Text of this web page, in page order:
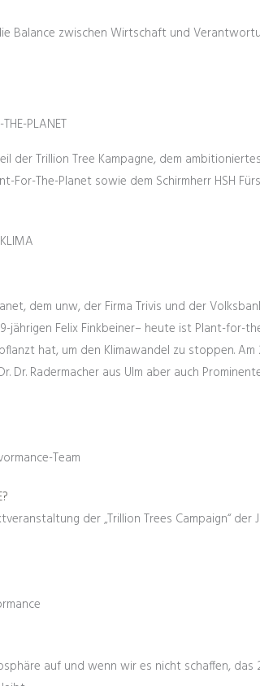
Balance zwischen Wirtschaft und
PLANET
der Trillion Tree Kampagne, dem
For-The-Planet sowie dem Schirmherr HSH
dem unw, der Firma Trivis und der
jährigen Felix Finkbeiner– heute ist Plant-for-
hat, um den Klimawandel zu stoppen.
Dr. Radermacher aus Ulm aber auch
der „Trillion Trees Campaign“
auf und wenn wir es nicht schaffen, das